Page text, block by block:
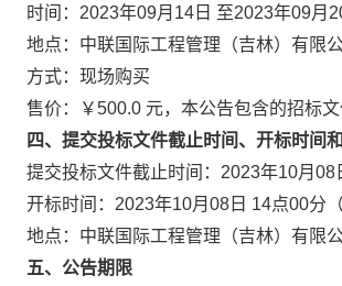
时间：2023年09月14日 至2023年09月
地点：中联国际工程管理（吉林）有限
方式：现场购买
售价：￥500.0 元，本公告包含的招标
四、提交投标文件截止时间、开标时间
提交投标文件截止时间：2023年10月
开标时间：2023年10月08日 14点00分（
地点：中联国际工程管理（吉林）有限
五、公告期限